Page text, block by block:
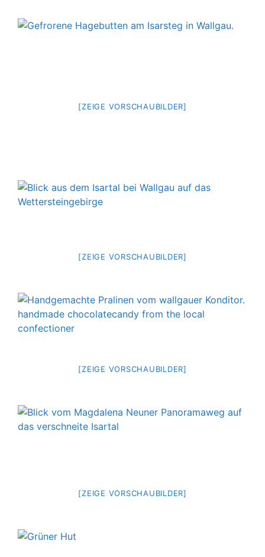
[ZEIGE VORSCHAUBILDER]
[ZEIGE VORSCHAUBILDER]
[ZEIGE VORSCHAUBILDER]
[ZEIGE VORSCHAUBILDER]